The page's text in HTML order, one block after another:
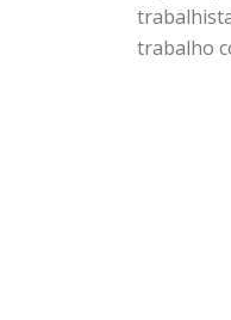
trabalho